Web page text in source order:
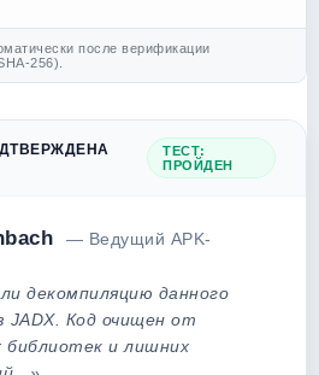
после верификации
256).
ТЕСТ:
ПРОЙДЕН
— Ведущий APK-
декомпиляцию данного
JADX. Код очищен от
библиотек и лишних